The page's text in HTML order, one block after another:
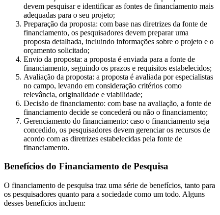
devem pesquisar e identificar as fontes de financiamento mais
adequadas para o seu projeto;
Preparação da proposta: com base nas diretrizes da fonte de
financiamento, os pesquisadores devem preparar uma
proposta detalhada, incluindo informações sobre o projeto e o
orçamento solicitado;
Envio da proposta: a proposta é enviada para a fonte de
financiamento, seguindo os prazos e requisitos estabelecidos;
Avaliação da proposta: a proposta é avaliada por especialistas
no campo, levando em consideração critérios como
relevância, originalidade e viabilidade;
Decisão de financiamento: com base na avaliação, a fonte de
financiamento decide se concederá ou não o financiamento;
Gerenciamento do financiamento: caso o financiamento seja
concedido, os pesquisadores devem gerenciar os recursos de
acordo com as diretrizes estabelecidas pela fonte de
financiamento.
Benefícios do Financiamento de Pesquisa
O financiamento de pesquisa traz uma série de benefícios, tanto para
os pesquisadores quanto para a sociedade como um todo. Alguns
desses benefícios incluem: